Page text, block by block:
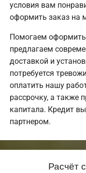
условия вам
оформить заказ на
Помогаем
предлагаем
доставкой и
потребуется
оплатить нашу
рассрочку, а также
капитала. Кредит
партнером.
Расчёт